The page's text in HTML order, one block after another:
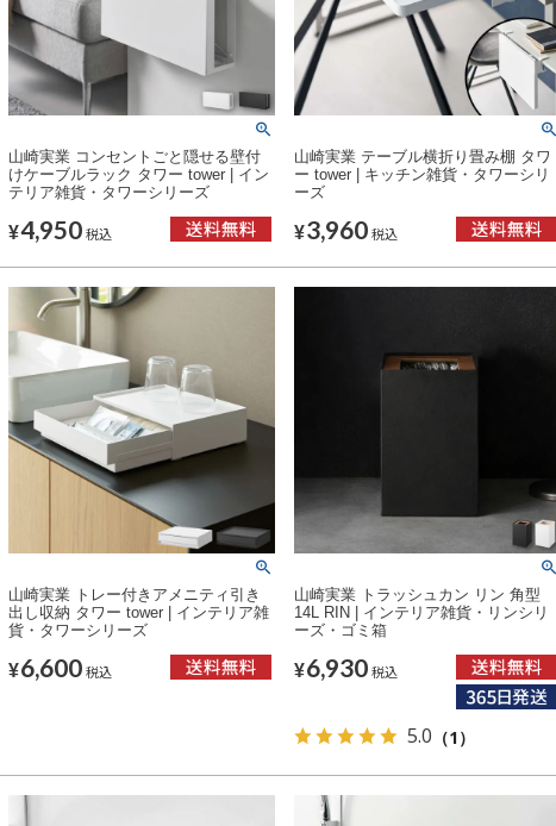
山崎実業 コンセントごと隠せる壁付
けケーブルラック タワー tower | イン
テリア雑貨・タワーシリーズ
¥4,950税込
山崎実業 テーブル横折り畳み棚 タワ
ー tower | キッチン雑貨・タワーシリ
ーズ
¥3,960税込
山崎実業 トレー付きアメニティ引き
出し収納 タワー tower | インテリア雑
貨・タワーシリーズ
¥6,600税込
山崎実業 トラッシュカン リン 角型
14L RIN | インテリア雑貨・リンシリ
ーズ・ゴミ箱
¥6,930税込
5.0 （1）